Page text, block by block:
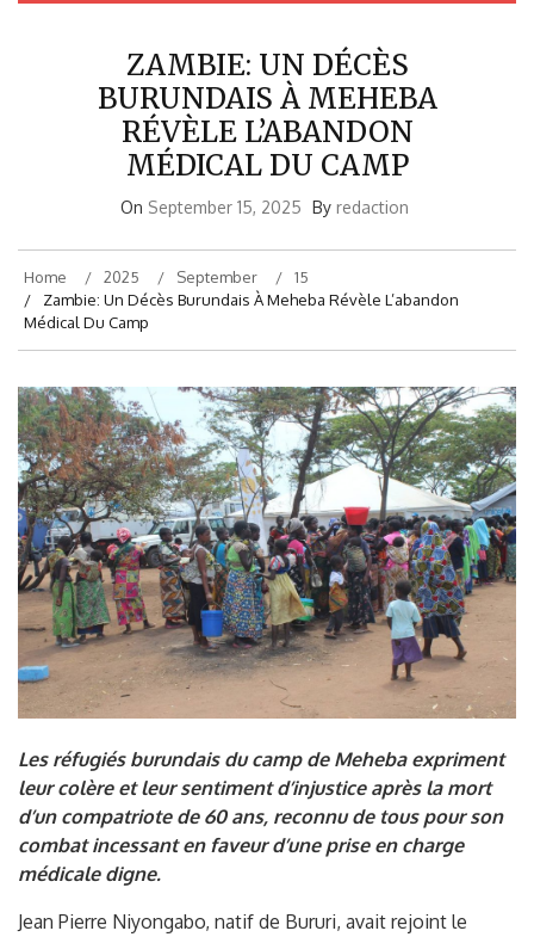
ZAMBIE: UN DÉCÈS
BURUNDAIS À MEHEBA
RÉVÈLE L’ABANDON
MÉDICAL DU CAMP
On September 15, 2025 By redaction
Home 2025 September
15
Zambie: Un Décès Burundais À Meheba Révèle L’abandon
Médical Du Camp
Les réfugiés burundais du camp de Meheba expriment
leur colère et leur sentiment d’injustice après la mort
d’un compatriote de 60 ans, reconnu de tous pour son
combat incessant en faveur d’une prise en charge
médicale digne.
Jean Pierre Niyongabo, natif de Bururi, avait rejoint le